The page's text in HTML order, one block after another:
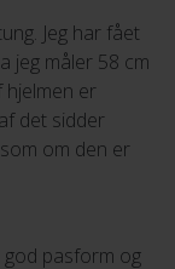
Jeg har fået
jeg måler 58 cm
hjelmen er
det sidder
om den er
god pasform og